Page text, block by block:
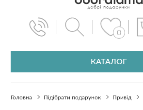
0
КАТАЛОГ
Головна Підібрати подарунок Привід